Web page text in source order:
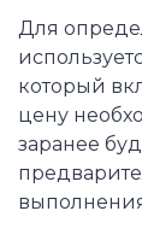
Для
который
цену
заранее